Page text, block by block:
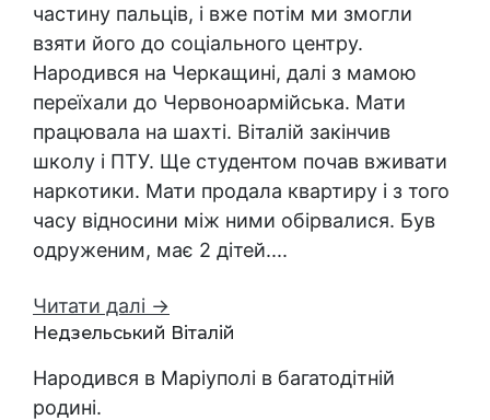
частину пальців, і вже потім ми змогли
взяти його до соціального центру.
Народився на Черкащині, далі з мамою
переїхали до Червоноармійська. Мати
працювала на шахті. Віталій закінчив
школу і ПТУ. Ще студентом почав вживати
наркотики. Мати продала квартиру і з того
часу відносини між ними обірвалися. Був
одруженим, має 2 дітей....
Читати далі →
Недзельський Віталій
Народився в Маріуполі в багатодітній
родині.